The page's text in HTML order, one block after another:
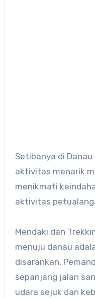
Setibanya di Danau
aktivitas menarik
menikmati
aktivitas
Mendaki dan
menuju danau
disarankan.
sepanjang jalan
udara sejuk dan